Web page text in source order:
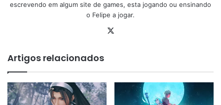
escrevendo em algum site de games, esta jogando ou ensinando
o Felipe a jogar.
Artigos relacionados